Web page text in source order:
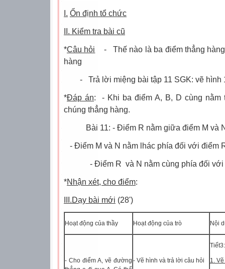
I. Ổn định tổ chức
II. Kiểm tra bài cũ
*Câu hỏi -
Thế nào là ba điểm thẳng
hàng
-
Trả lời miệng bài tập 11 SGK: vẽ hình
*Đáp án:
- Khi ba điểm A, B, D cùng
chúng thẳng hàng.
Bài 11: - Điểm R nằm giữa điểm M và
- Điểm M và N nằm lhác phía đối với điểm
- Điểm R và N nằm cùng phía đối với
*Nhận xét, cho điểm:
III.Dạy bài mới (28')
Hoạt động của thầy Hoạt động của trò Nội
- Cho điểm A, vẽ đường - Vẽ hình và trả lời câu hỏi 1.